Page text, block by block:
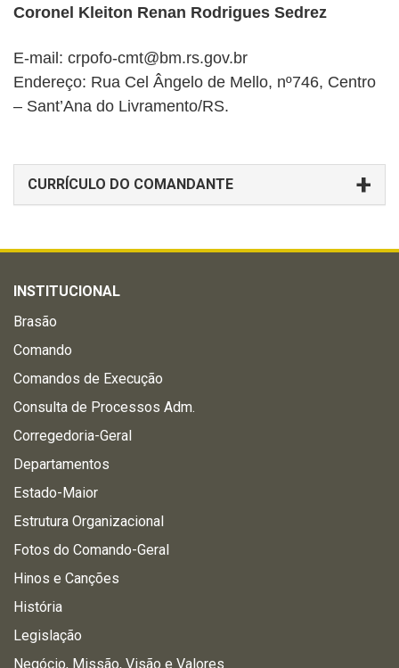
Coronel Kleiton Renan Rodrigues Sedrez
E-mail: crpofo-cmt@bm.rs.gov.br
Endereço: Rua Cel Ângelo de Mello, nº746, Centro
– Sant’Ana do Livramento/RS.
CURRÍCULO DO COMANDANTE
INSTITUCIONAL
Brasão
Comando
Comandos de Execução
Consulta de Processos Adm.
Corregedoria-Geral
Departamentos
Estado-Maior
Estrutura Organizacional
Fotos do Comando-Geral
Hinos e Canções
História
Legislação
Negócio, Missão, Visão e Valores